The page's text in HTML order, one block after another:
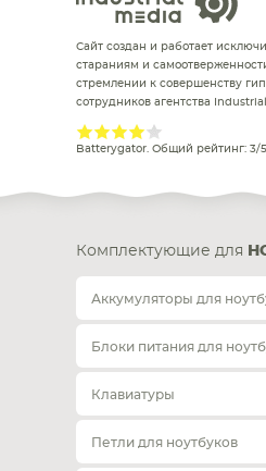
Сайт создан и работает
стараниям и
стремлении к совершенству
сотрудников агентства
Batterygator. Общий рейтинг: 3/5
Комплектующие для
Аккумуляторы для
Блоки питания для
Клавиатуры
Петли для ноутбуков